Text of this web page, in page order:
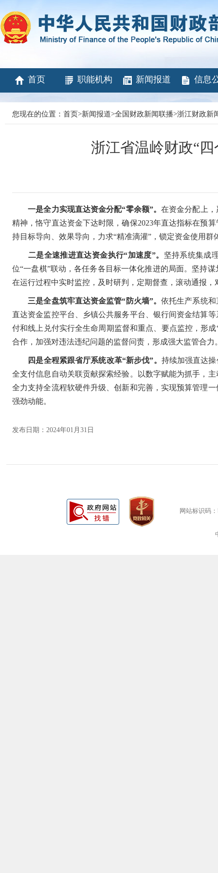
首页 职能机构 新闻报道 信息
您现在的位置： 首页>新闻报道>全国财政新闻联播>浙江财政新
浙江省温岭财政“
一是全力实现直达资金分配“零余额”。在资金分配上
精神，恪守直达资金下达时限，确保2023年直达指标在预
持目标导向、效果导向，力求“精准滴灌”，锁定资金使用
二是全速推进直达资金执行“加速度”。 坚持系统集成
位“一盘棋”联动，各任务各目标一体化推进的局面。坚持
在运行过程中实时监控，及时研判，定期督查，滚动通报
三是全盘筑牢直达资金监管“防火墙”。依托生产系统
直达资金监控平台、乡镇公共服务平台、银行间资金结算
付和线上兑付实行全生命周期监督和重点、要点监控，形
合作，加强对违法违纪问题的监督问责，形成强大监管合力
四是全程紧跟省厅系统改革“新步伐”。 持续加强直达
全支付信息自动关联贡献探索经验。以数字赋能为抓手，
全力支持全流程软硬件升级、创新和完善，实现预算管理
强劲动能。
发布日期：2024年01月31日
网站标识码